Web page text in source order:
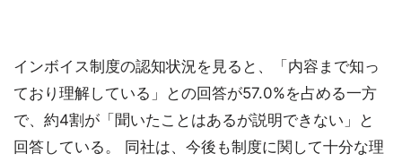
インボイス制度の認知状況を見ると、「内容まで知っ
ており理解している」との回答が57.0%を占める一方
で、約4割が「聞いたことはあるが説明できない」と
回答している。 同社は、今後も制度に関して十分な理